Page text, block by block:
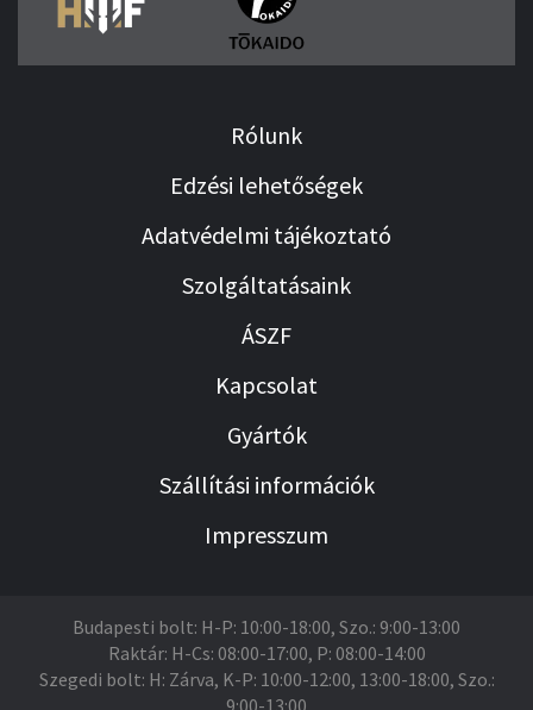
Rólunk
Edzési lehetőségek
Adatvédelmi tájékoztató
Szolgáltatásaink
ÁSZF
Kapcsolat
Gyártók
Szállítási információk
Impresszum
Budapesti bolt: H-P: 10:00-18:00, Szo.: 9:00-13:00
Raktár: H-Cs: 08:00-17:00, P: 08:00-14:00
Szegedi bolt: H: Zárva, K-P: 10:00-12:00, 13:00-18:00, Szo.:
9:00-13:00